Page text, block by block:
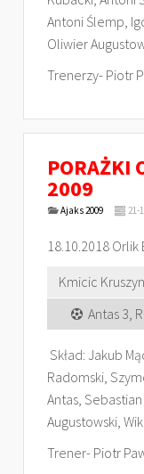
Antoni Ślemp,
Oliwier
Trenerzy- Piotr
PORAŻKI
2009
Ajaks 2009 21-
18.10.2018 Orlik
Kmicic
Antas 3,
Skład: Jakub
Radomski,
Antas,
Augustowski,
Trener- Piotr